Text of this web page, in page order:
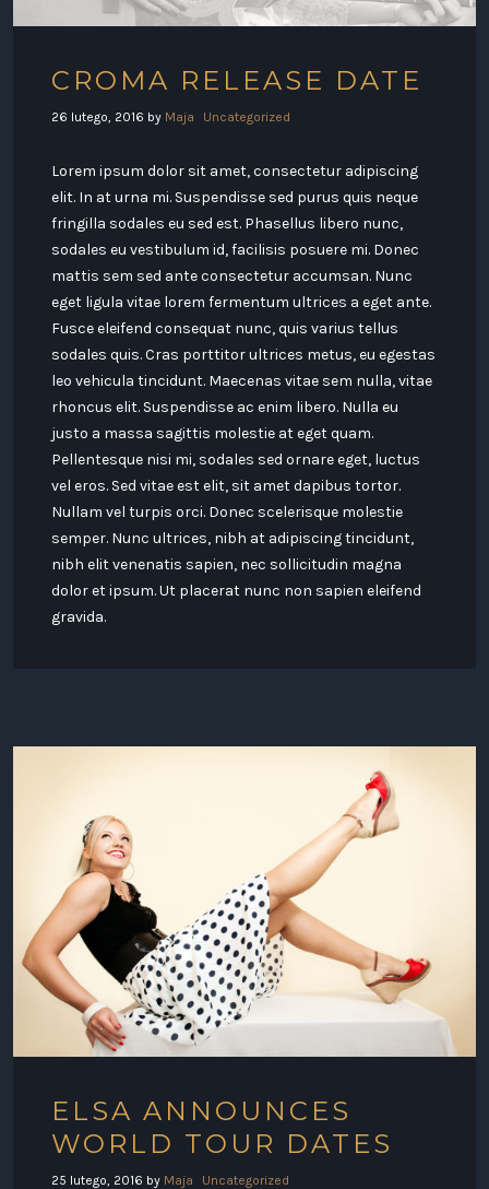
CROMA RELEASE DATE
26 lutego, 2016 by Maja Uncategorized
Lorem ipsum dolor sit amet, consectetur adipiscing
elit. In at urna mi. Suspendisse sed purus quis neque
fringilla sodales eu sed est. Phasellus libero nunc,
sodales eu vestibulum id, facilisis posuere mi. Donec
mattis sem sed ante consectetur accumsan. Nunc
eget ligula vitae lorem fermentum ultrices a eget ante.
Fusce eleifend consequat nunc, quis varius tellus
sodales quis. Cras porttitor ultrices metus, eu egestas
leo vehicula tincidunt. Maecenas vitae sem nulla, vitae
rhoncus elit. Suspendisse ac enim libero. Nulla eu
justo a massa sagittis molestie at eget quam.
Pellentesque nisi mi, sodales sed ornare eget, luctus
vel eros. Sed vitae est elit, sit amet dapibus tortor.
Nullam vel turpis orci. Donec scelerisque molestie
semper. Nunc ultrices, nibh at adipiscing tincidunt,
nibh elit venenatis sapien, nec sollicitudin magna
dolor et ipsum. Ut placerat nunc non sapien eleifend
gravida.
ELSA ANNOUNCES
WORLD TOUR DATES
25 lutego, 2016 by Maja Uncategorized